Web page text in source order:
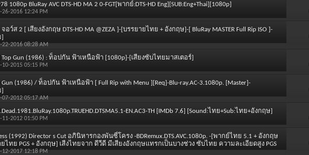
1080p BluRay AVC DTS-HD MA 2 0-FGT[พากย์:DTS-HD Eng][SUB:Eng+Thai][1080p]
26-2016 12:24 PM
จอว์ส 2 [ เสียงอังกฤษ DTS-HD MA @ZEZA ]-[บรรยายไทย + อังกฤษ]-[ BluRay MASTER Full Rip ISO ]-
22-2016 08:28 AM
Top Gun (1986) : ท็อปกัน ฟ้าเหนือฟ้า [1080p]-[เสียงซับไทยมาสเตอร์]
10-2015 05:15 PM
Gun (1986) / ท็อปกัน ฟ้าเหนือฟ้า [ Full Rip with Menu ][Req]-Blu-ray.AC-3.1080p. [Master]-
07-2012 05:17 AM
EN.AC3-TH [IMDb 7.6] [Sound:ไทย+Sub:ไทย+อังกฤษ]
11-2012 01:50 PM
(1992) Director s Cut อภินิหารกองพันซี่โครง -BDRemux.DTS.AVC.1080p. -[พากย์ไทย 5.1 + อังกฤษ
ยไทย PGS + อังกฤษ] เสีงไทยจาก ดีวีดี มีเสียงอังกฤษแทรกเป็นบางช่วง ซับไทย ความละเอียดสูง PGS
12-2017 12:18 PM